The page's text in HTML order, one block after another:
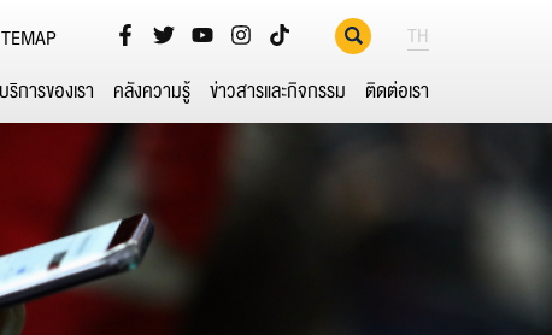
TH
บริการของเรา คลังความรู้ ข่าวสารและกิจกรรม ติดต่อเรา